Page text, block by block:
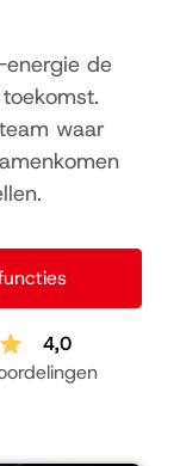
energie de
waar
4,0